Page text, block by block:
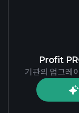
Profit
기관의 업그레